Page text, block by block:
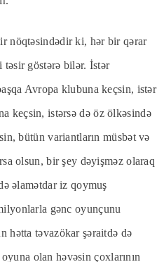
nöqtəsindədir ki, hər bir qərar
göstərə bilər. İstər
Avropa klubuna keçsin, istər
keçsin, istərsə də öz ölkəsində
bütün variantların müsbət və
olsun, bir şey dəyişməz olaraq
əlamətdar iz qoymuş
gənc oyunçunu
hətta təvazökar şəraitdə də
olan həvəsin çoxlarının